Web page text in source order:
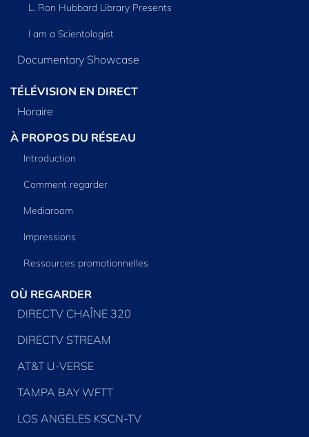
L. Ron Hubbard Library Presents
I am a Scientologist
Documentary Showcase
TÉLÉVISION EN DIRECT
Horaire
À PROPOS DU RÉSEAU
Introduction
Comment regarder
Mediaroom
Impressions
Ressources promotionnelles
OÙ REGARDER
DIRECTV CHAÎNE 320
DIRECTV STREAM
AT&T U-VERSE
TAMPA BAY WFTT
LOS ANGELES KSCN-TV